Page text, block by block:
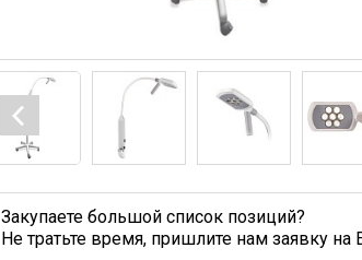
Закупаете большой список позиций?
Не тратьте время, пришлите нам заявку на